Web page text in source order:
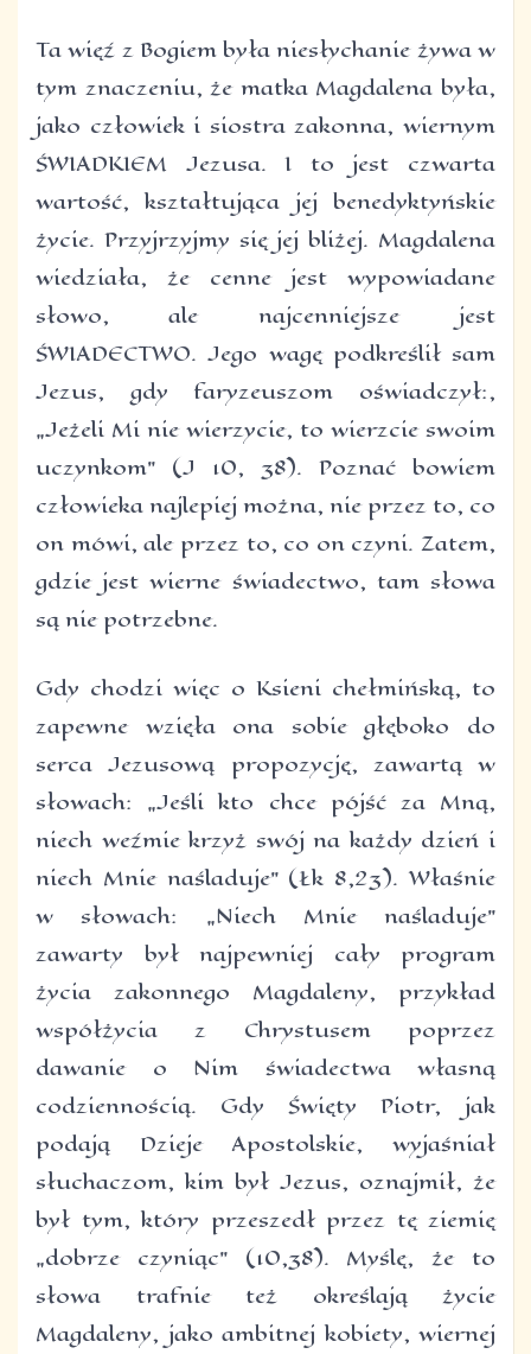
Ta więź z Bogiem była niesłychanie żywa w
tym znaczeniu, że matka Magdalena była,
jako człowiek i siostra zakonna, wiernym
ŚWIADKIEM Jezusa. I to jest czwarta
wartość, kształtująca jej benedyktyńskie
życie. Przyjrzyjmy się jej bliżej. Magdalena
wiedziała, że cenne jest wypowiadane
słowo, ale najcenniejsze jest
ŚWIADECTWO. Jego wagę podkreślił sam
Jezus, gdy faryzeuszom oświadczył:,
„Jeżeli Mi nie wierzycie, to wierzcie swoim
uczynkom” (J 10, 38). Poznać bowiem
człowieka najlepiej można, nie przez to, co
on mówi, ale przez to, co on czyni. Zatem,
gdzie jest wierne świadectwo, tam słowa
są nie potrzebne.
Gdy chodzi więc o Ksieni chełmińską, to
zapewne wzięła ona sobie głęboko do
serca Jezusową propozycję, zawartą w
słowach: „Jeśli kto chce pójść za Mną,
niech weźmie krzyż swój na każdy dzień i
niech Mnie naśladuje” (Łk 8,23). Właśnie
w słowach: „Niech Mnie naśladuje”
zawarty był najpewniej cały program
życia zakonnego Magdaleny, przykład
współżycia z Chrystusem poprzez
dawanie o Nim świadectwa własną
codziennością. Gdy Święty Piotr, jak
podają Dzieje Apostolskie, wyjaśniał
słuchaczom, kim był Jezus, oznajmił, że
był tym, który przeszedł przez tę ziemię
„dobrze czyniąc” (10,38). Myślę, że to
słowa trafnie też określają życie
Magdaleny, jako ambitnej kobiety, wiernej